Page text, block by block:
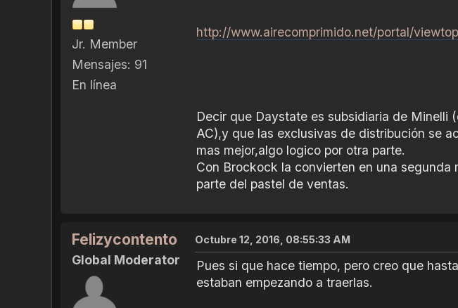
Jr. Member
Mensajes: 91
En línea
http://www.airecomprimido.net/portal/
Decir que Daystate es subsidiaria de Minelli
AC),y que las exclusivas de distribución se
mas mejor,algo logico por otra parte.
Con Brockock la convierten en una
parte del pastel de ventas.
Felizycontento
Global Moderator
Octubre 12, 2016, 08:55:33 AM
Pues si que hace tiempo, pero creo que
estaban empezando a traerlas.